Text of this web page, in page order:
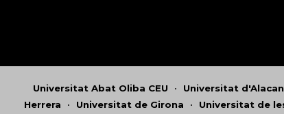
Universitat Abat Oliba CEU • Universitat
Herrera • Universitat de Girona • Universitat de